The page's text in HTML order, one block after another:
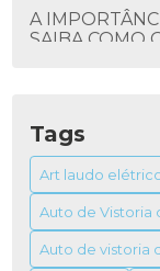
A IMPORTÂNCIA DOS LAUDOS ELÉTRICOS:
SAIBA COMO
PRECISA
ALVARÁ DO BOMBEIRO: COMO OBTER E SUA
IMPORTÂNCIA
ALVARÁ DO BOMBEIRO: TUDO O QUE VOCÊ
PRECISA
Tags
Art laudo
Auto de Vistoria
Auto de vistoria